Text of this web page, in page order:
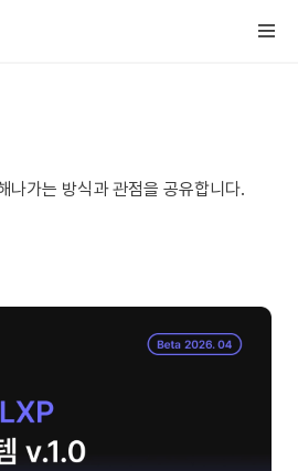
나가는 방식과 관점을 공유합니다.